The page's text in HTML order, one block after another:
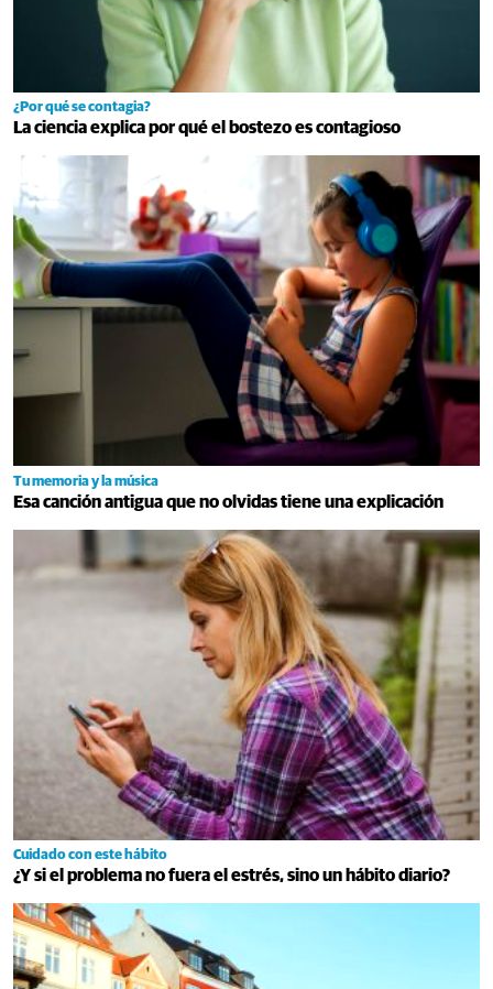
¿Por qué se contagia?
La ciencia explica por qué el bostezo es contagioso
Tu memoria y la música
Esa canción antigua que no olvidas tiene una explicación
Cuidado con este hábito
¿Y si el problema no fuera el estrés, sino un hábito diario?